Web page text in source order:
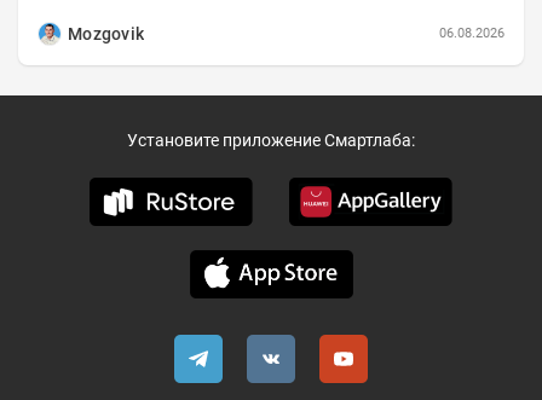
Mozgovik
06.08.2026
Установите приложение Смартлаба: